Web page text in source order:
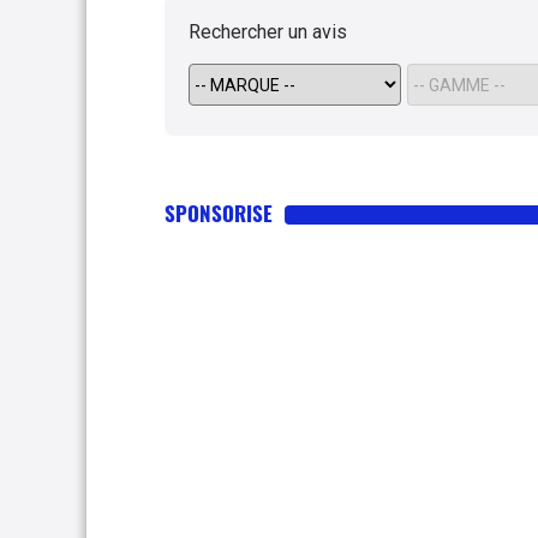
Rechercher un avis
SPONSORISE